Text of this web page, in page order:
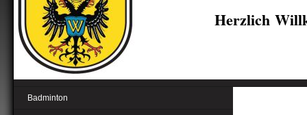
Herzlich
Badminton